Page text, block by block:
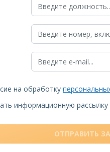
на обработку
информационную рассылку
ОТПРАВИТЬ